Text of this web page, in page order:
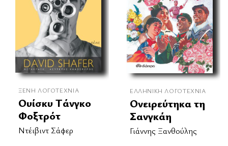
ΞΈΝΗ ΛΟΓΟΤΕΧΝΊΑ
Ουίσκυ Τάνγκο
Φοξτρότ
Ντέιβιντ Σάφερ
ΕΛΛΗΝΙΚΉ ΛΟΓΟΤΕΧΝΊΑ
Ονειρεύτηκα τη
Σανγκάη
Γιάννης Ξανθούλης